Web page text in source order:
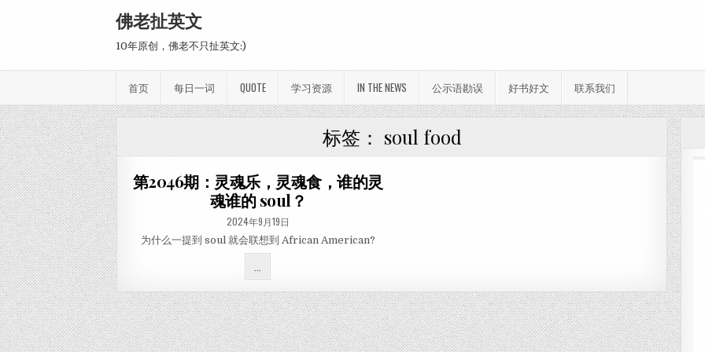
佛老扯英文
10年原创，佛老不只扯英文:)
首页 每日一词 QUOTE 学习资源 IN THE NEWS 公示语勘误 好书好文 联系我们
标签： soul food
第2046期：灵魂乐，灵魂食，谁的灵
魂谁的 soul？
PUBLISHED DATE:
2024年9月19日
为什么一提到 soul 就会联想到 African American?
...